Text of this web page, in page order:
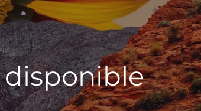
disponible